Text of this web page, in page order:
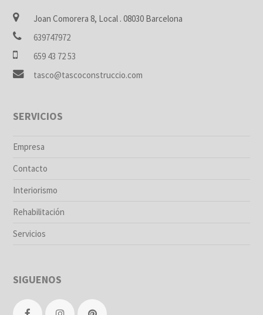
Joan Comorera 8, Local . 08030 Barcelona
639747972
659 43 72 53
tasco@tascoconstruccio.com
SERVICIOS
Empresa
Contacto
Interiorismo
Rehabilitación
Servicios
SIGUENOS